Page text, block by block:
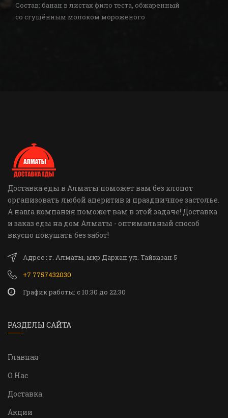
Состав: банан в листах фило теста, обжаренный
со сгущённым молоком мороженого
Доставка еды в Алматы поможет вам без хлопот
организовать любой аперитив и праздничное застолье.
А наша компания поможет вам в этой задаче! Доставка
и заказ еды на дом Алматы - оптимальный способ
вкусно покушать без забот!
Адрес : г. Алматы, мкр Дархан ул. Тайказан 5
+7 7757432030
График работы: c 10:30 до 22:30
РАЗДЕЛЫ САЙТА
Главная
О Нас
Доставка
Акции